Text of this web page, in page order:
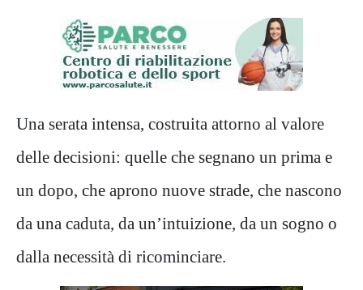
Una serata intensa, costruita attorno al valore
delle decisioni: quelle che segnano un prima e
un dopo, che aprono nuove strade, che nascono
da una caduta, da un’intuizione, da un sogno o
dalla necessità di ricominciare.